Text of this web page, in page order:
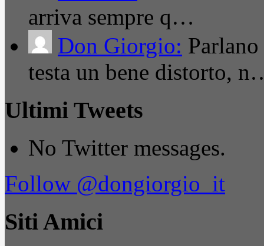
arriva sempre q…
Don Giorgio:
testa un bene distorto,
Ultimi Tweets
No Twitter messages.
Follow @dongiorgio_it
Siti Amici